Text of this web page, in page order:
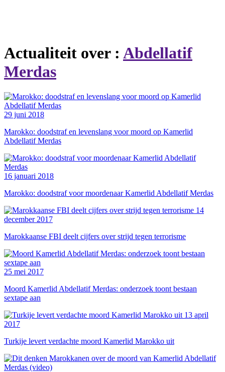
Actualiteit over : Abdellatif
Merdas
29 juni 2018
Marokko: doodstraf en levenslang voor moord op Kamerlid
Abdellatif Merdas
16 januari 2018
Marokko: doodstraf voor moordenaar Kamerlid Abdellatif Merdas
14
december 2017
Marokkaanse FBI deelt cijfers over strijd tegen terrorisme
25 mei 2017
Moord Kamerlid Abdellatif Merdas: onderzoek toont bestaan
sextape aan
13 april
2017
Turkije levert verdachte moord Kamerlid Marokko uit